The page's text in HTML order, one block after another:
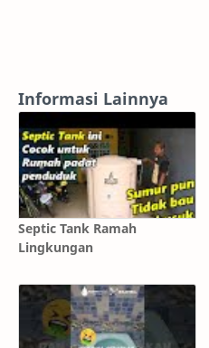
Informasi Lainnya
Septic Tank Ramah
Lingkungan